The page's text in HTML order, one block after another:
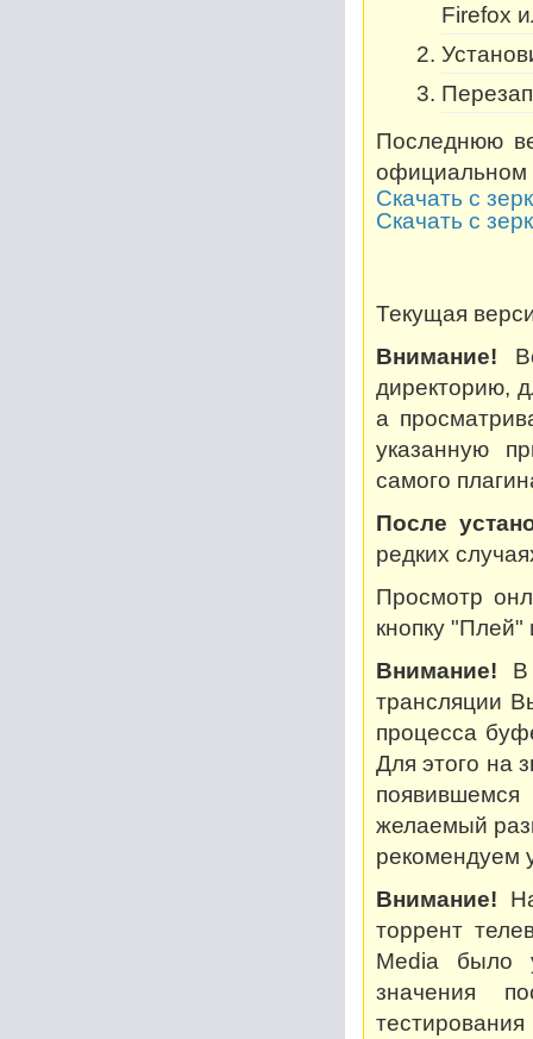
Firefox
Последнюю
официальном
Скачать с
Скачать с
Текущая
Внимание!
директорию,
а
указанную
самого
После
редких
Просмотр
кнопку
Внимание! В
трансляции
процесса
Для этого на
желаемый
рекомендуем
Внимание!
торрент
Media было
значения